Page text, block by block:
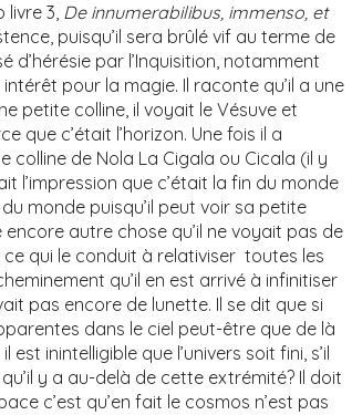
livre 3, De innumerabilibus, immenso, et
puisqu’il sera brûlé vif au terme de
d’hérésie par l’Inquisition, notamment
pour la magie. Il raconte qu’il a une
petite colline, il voyait le Vésuve et
que c’était l’horizon. Une fois il a
colline de Nola La Cigala ou Cicala (il y
l’impression que c’était la fin du monde
monde puisqu’il peut voir sa petite
autre chose qu’il ne voyait pas de
qui le conduit à relativiser toutes les
qu’il en est arrivé à infinitiser
pas encore de lunette. Il se dit que si
dans le ciel peut-être que de là
inintelligible que l’univers soit fini, s’il
y a au-delà de cette extrémité? Il doit
c’est qu’en fait le cosmos n’est pas